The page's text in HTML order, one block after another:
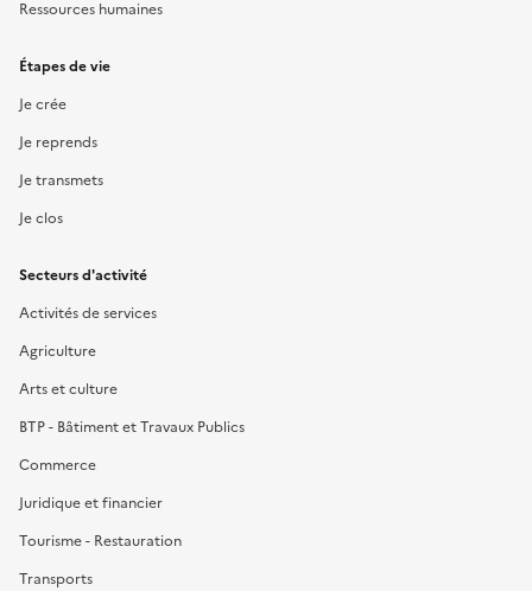
Ressources humaines
Étapes de vie
Je crée
Je reprends
Je transmets
Je clos
Secteurs d'activité
Activités de services
Agriculture
Arts et culture
BTP - Bâtiment et Travaux Publics
Commerce
Juridique et financier
Tourisme - Restauration
Transports